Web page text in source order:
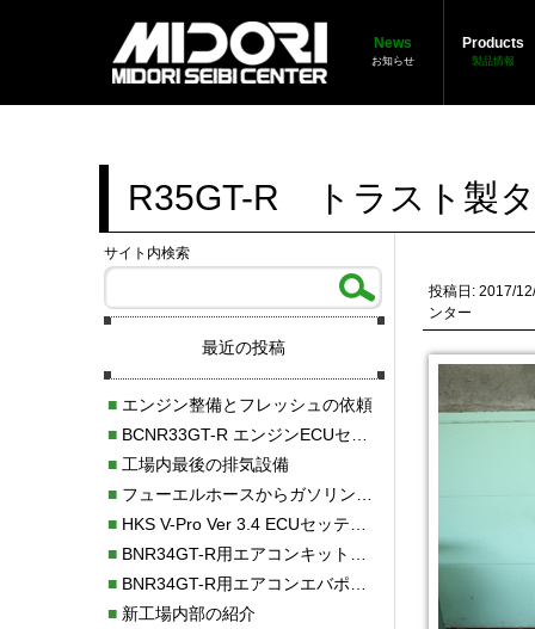
News
お知らせ
Products
製品情報
R35GT-R トラスト製
投稿日: 2017/
ンター
サイト内検索
最近の投稿
■エンジン整備とフレッシュの依頼
■BCNR33GT-R エンジンECUセッティング調整
■工場内最後の排気設備
■フューエルホースからガソリン漏れ
■HKS V-Pro Ver 3.4 ECUセッティング
■BNR34GT-R用エアコンキット新発売！！
■BNR34GT-R用エアコンエバポレーターを新発売！！
■新工場内部の紹介